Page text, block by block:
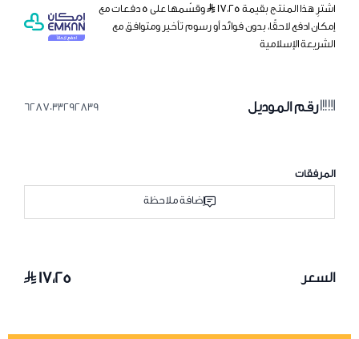
اشترِ هذا المنتج بقيمة ١٧٫٢٥
وقسّمها على 5 دفعات مع
إمكان ادفع لاحقًا، بدون فوائد أو رسوم تأخير ومتوافق مع
الشريعة الإسلامية
رقم الموديل 6287033292839
المرفقات
إضافة ملاحظة
السعر ١٧٫٢٥